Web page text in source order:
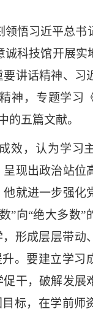
领悟习近平总书
诚科技馆开展实
讲话精神、习
神，专题学习
的五篇文献。
效，认为学习
现出政治站位
就进一步强化
”向“绝大多数”
形成层层带动
。 要建立学习
干，破解发展
标，在学前师